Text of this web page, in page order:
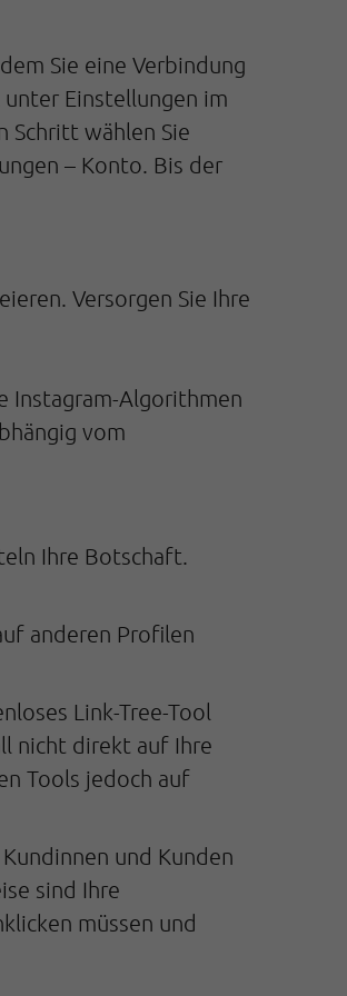
Sie eine Verbindung
Einstellungen im
Schritt wählen Sie
– Konto. Bis der
Versorgen Sie Ihre
Instagram-Algorithmen
vom
Ihre Botschaft.
anderen Profilen
Link-Tree-Tool
nicht direkt auf Ihre
Tools jedoch auf
und Kunden
sind Ihre
müssen und